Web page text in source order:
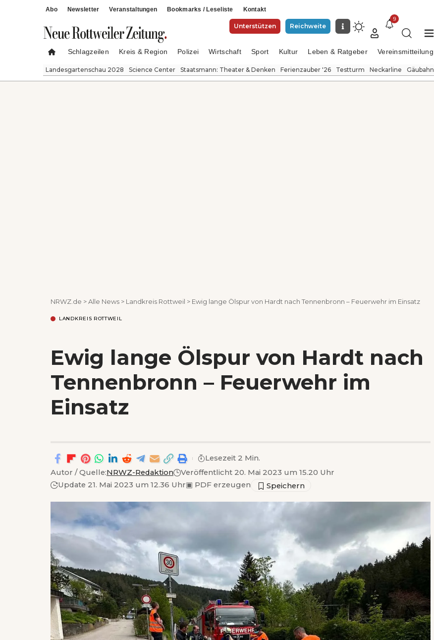
Abo Newsletter Veranstaltungen Bookmarks / Leseliste Kontakt
Unterstützen Reichweite
9
Schlagzeilen Kreis & Region Polizei Wirtschaft Sport Kultur Leben & Ratgeber Vereinsmitteilung
Landesgartenschau 2028 Science Center Staatsmann: Theater & Denken Ferienzauber '26 Testturm Neckarline Gäubahn
NRWZ.de >Alle News > Landkreis Rottweil > Ewig lange Ölspur von Hardt nach Tennenbronn – Feuerwehr im Einsatz
LANDKREIS ROTTWEIL
Ewig lange Ölspur von Hardt nach
Tennenbronn – Feuerwehr im
Einsatz
Autor / Quelle:NRWZ-Redaktion
Veröffentlicht 20. Mai 2023 um 15.20 Uhr
Update 21. Mai 2023 um 12.36 Uhr▣ PDF erzeugen
Lesezeit 2 Min.